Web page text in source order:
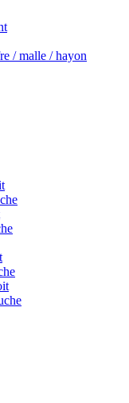
/ malle / hayon